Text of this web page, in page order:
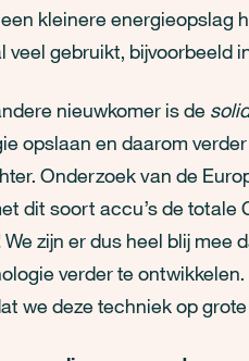
kleinere energieopslag
veel gebruikt, bijvoorbeeld
nieuwkomer is de
opslaan en daarom
Onderzoek van de
dit soort accu’s de
zijn er dus heel blij mee
verder te
we deze techniek op